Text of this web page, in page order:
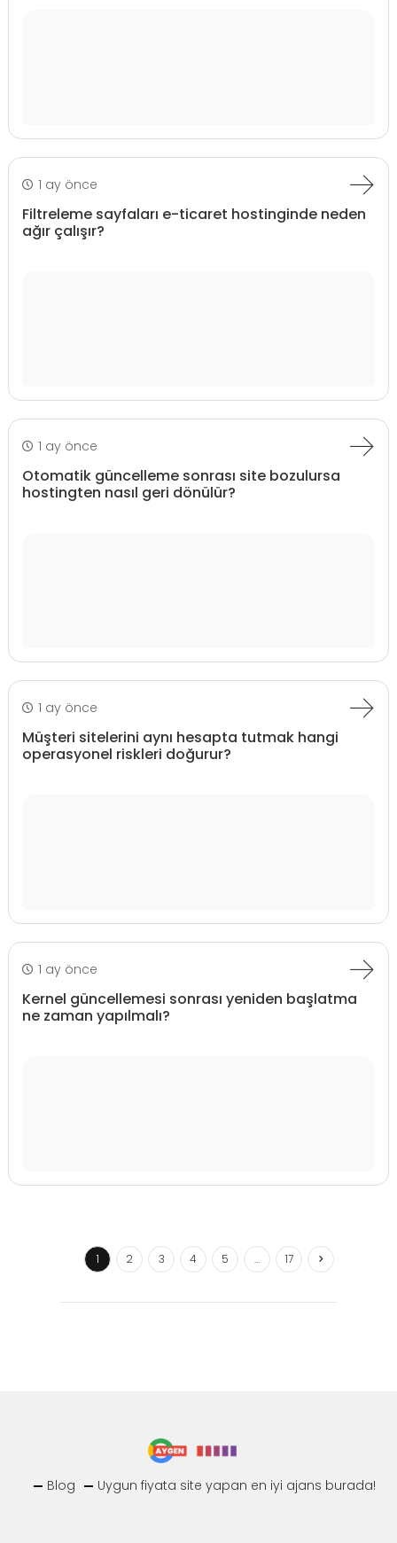
1 ay önce
Filtreleme sayfaları e-ticaret hostinginde neden
ağır çalışır?
1 ay önce
Otomatik güncelleme sonrası site bozulursa
hostingten nasıl geri dönülür?
1 ay önce
Müşteri sitelerini aynı hesapta tutmak hangi
operasyonel riskleri doğurur?
1 ay önce
Kernel güncellemesi sonrası yeniden başlatma
ne zaman yapılmalı?
1 2 3 4 5 … 17
Blog Uygun fiyata site yapan en iyi ajans burada!